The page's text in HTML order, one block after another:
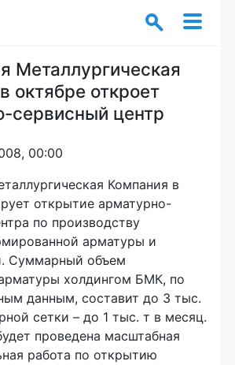
Металлургическая
октябре откроет
сервисный центр
00:00
Компания в
открытие арматурно-
по производству
арматуры и
Суммарный объем
холдингом БМК, по
данным, составит до 3 тыс.
сетки – до 1 тыс. т в месяц.
проведена масштабная
работа по открытию